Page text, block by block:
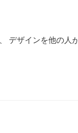
デザインを他の人